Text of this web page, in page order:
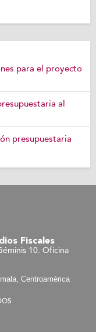
para el proyecto
al
presupuestaria
Fiscales
10. Oficina
Centroamérica